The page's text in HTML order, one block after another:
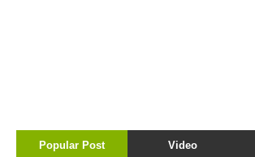
Popular Post Video